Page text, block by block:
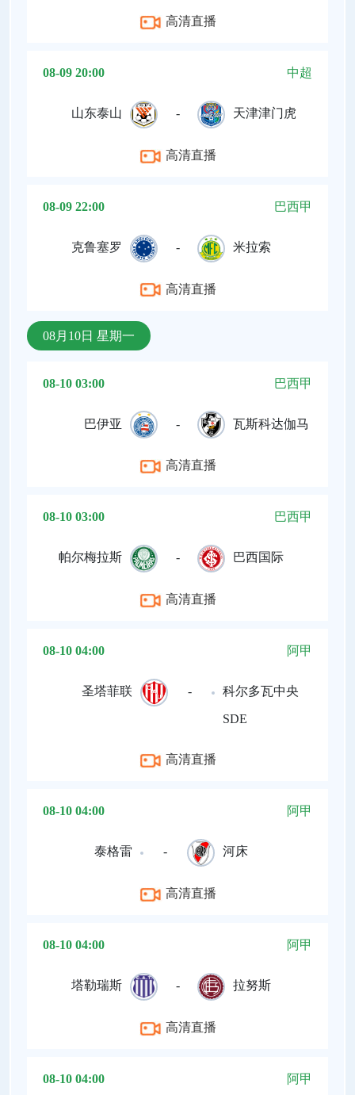
高清直播
08-09 20:00 中超
山东泰山 - 天津津门虎
高清直播
08-09 22:00 巴西甲
克鲁塞罗 - 米拉索
高清直播
08月10日 星期一
08-10 03:00 巴西甲
巴伊亚 - 瓦斯科达伽马
高清直播
08-10 03:00 巴西甲
帕尔梅拉斯 - 巴西国际
高清直播
08-10 04:00 阿甲
圣塔菲联 - 科尔多瓦中央
SDE
高清直播
08-10 04:00 阿甲
泰格雷 - 河床
高清直播
08-10 04:00 阿甲
塔勒瑞斯 - 拉努斯
高清直播
08-10 04:00 阿甲